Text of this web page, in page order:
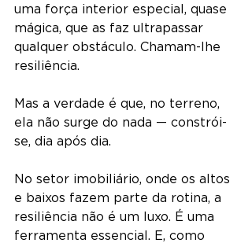
uma força interior especial, quase
mágica, que as faz ultrapassar
qualquer obstáculo. Chamam-lhe
resiliência.
Mas a verdade é que, no terreno,
ela não surge do nada — constrói-
se, dia após dia.
No setor imobiliário, onde os altos
e baixos fazem parte da rotina, a
resiliência não é um luxo. É uma
ferramenta essencial. E, como